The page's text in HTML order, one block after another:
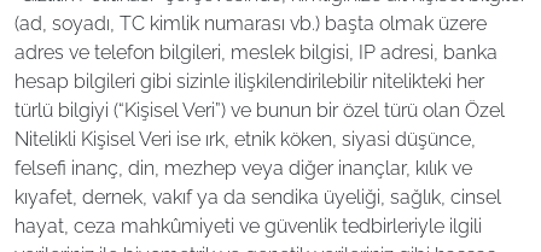
(ad, soyadı, TC kimlik numarası vb.) başta olmak üzere
adres ve telefon bilgileri, meslek bilgisi, IP adresi, banka
hesap bilgileri gibi sizinle ilişkilendirilebilir nitelikteki her
türlü bilgiyi (“Kişisel Veri”) ve bunun bir özel türü olan Özel
Nitelikli Kişisel Veri ise ırk, etnik köken, siyasi düşünce,
felsefi inanç, din, mezhep veya diğer inançlar, kılık ve
kıyafet, dernek, vakıf ya da sendika üyeliği, sağlık, cinsel
hayat, ceza mahkûmiyeti ve güvenlik tedbirleriyle ilgili